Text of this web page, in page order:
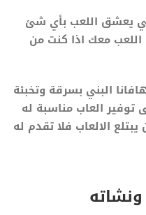
يعشق اللعب بأي شئ
معك اذا كنت من
البني بسرقة وتخبئة
توفير العاب مناسبة له
الالعاب فلا تقدم له